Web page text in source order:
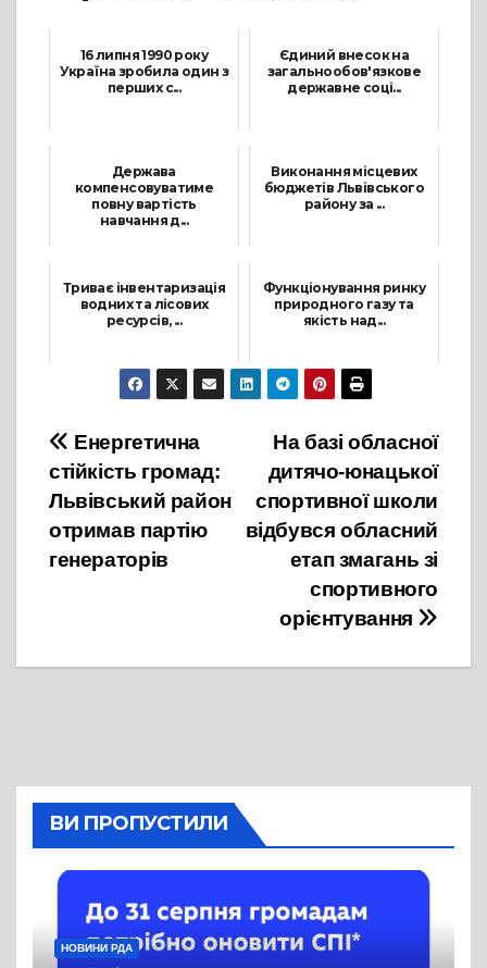
16 липня 1990 року
Україна зробила один з
перших с...
Єдиний внесок на
загальнообов'язкове
державне соці...
Держава
компенсовуватиме
повну вартість
навчання д...
Виконання місцевих
бюджетів Львівського
району за ...
Триває інвентаризація
водних та лісових
ресурсів, ...
5 Листопада, 2021
Функціонування ринку
природного газу та
якість над...
8 Грудня, 2023
Навігація
записів
На базі обласної
дитячо-юнацької
спортивної школи
відбувся обласний
етап змагань зі
спортивного
орієнтування
Енергетична
стійкість громад:
Львівський район
отримав партію
генераторів
ВИ ПРОПУСТИЛИ
НОВИНИ РДА